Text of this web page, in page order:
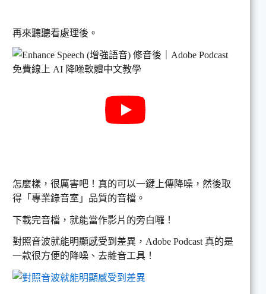
再來聽聽看處理後。
怎麼樣，很厲害吧！真的可以一鍵上傳降噪，然後取
得「專業錄音室」品質的音檔。
下載完音檔，就能當作影片的旁白囉！
對照音波就能明顯感受到差異，Adobe Podcast 真的是
一款很方便的降噪、去雜音工具！